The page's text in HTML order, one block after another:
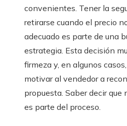
convenientes. Tener la
retirarse cuando el precio
adecuado es parte de una
estrategia. Esta decisión
firmeza y, en algunos
motivar al vendedor a
propuesta. Saber decir que
es parte del proceso.